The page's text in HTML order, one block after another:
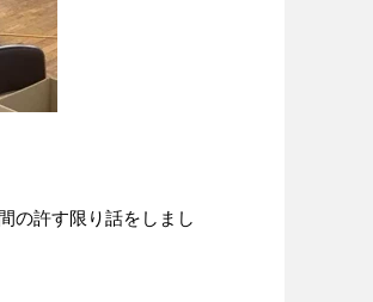
の許す限り話をしまし